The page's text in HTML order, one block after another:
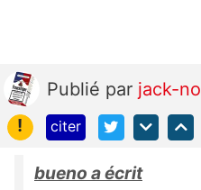
Publié par jack-no
!
citer
bueno a écrit